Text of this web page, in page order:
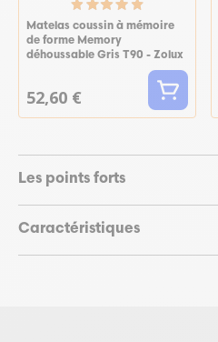
Matelas coussin à mémoire
de forme Memory
déhoussable Gris T90 - Zolux
52,60 €
Les points forts
Caractéristiques